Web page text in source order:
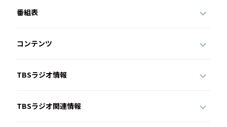
番組表
コンテンツ
TBSラジオ情報
TBSラジオ関連情報